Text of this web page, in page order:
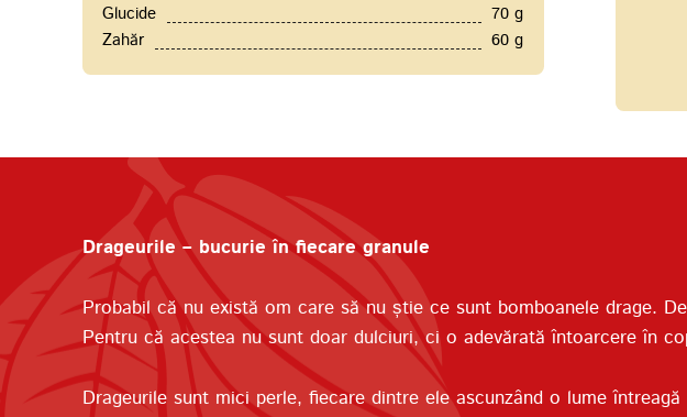
Glucide
70 g
Zahăr
60 g
Drageurile – bucurie în fiecare granule
Probabil că nu există om care să nu știe ce sunt bomboanele drage.
Pentru că acestea nu sunt doar dulciuri, ci o adevărată întoarcere în
Drageurile sunt mici perle, fiecare dintre ele ascunzând o lume întreagă